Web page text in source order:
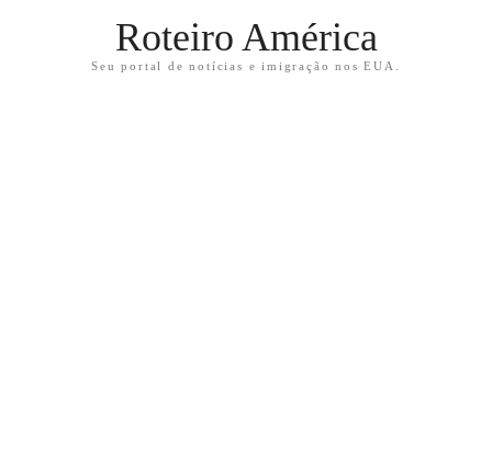
Roteiro América
Seu portal de notícias e imigração nos EUA.